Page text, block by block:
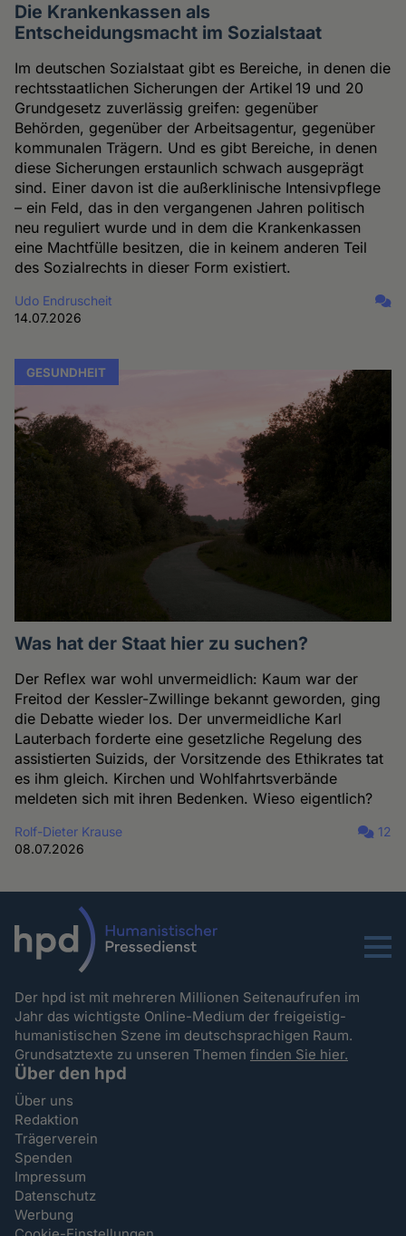
Die Krankenkassen als
Entscheidungsmacht im Sozialstaat
Im deutschen Sozialstaat gibt es Bereiche, in denen die
rechtsstaatlichen Sicherungen der Artikel 19 und 20
Grundgesetz zuverlässig greifen: gegenüber
Behörden, gegenüber der Arbeitsagentur, gegenüber
kommunalen Trägern. Und es gibt Bereiche, in denen
diese Sicherungen erstaunlich schwach ausgeprägt
sind. Einer davon ist die außerklinische Intensivpflege
– ein Feld, das in den vergangenen Jahren politisch
neu reguliert wurde und in dem die Krankenkassen
eine Machtfülle besitzen, die in keinem anderen Teil
des Sozialrechts in dieser Form existiert.
Udo Endruscheit
14.07.2026
GESUNDHEIT
Was hat der Staat hier zu suchen?
Der Reflex war wohl unvermeidlich: Kaum war der
Freitod der Kessler-Zwillinge bekannt geworden, ging
die Debatte wieder los. Der unvermeidliche Karl
Lauterbach forderte eine gesetzliche Regelung des
assistierten Suizids, der Vorsitzende des Ethikrates tat
es ihm gleich. Kirchen und Wohlfahrtsverbände
meldeten sich mit ihren Bedenken. Wieso eigentlich?
Rolf-Dieter Krause
08.07.2026
12
Menu
Der hpd ist mit mehreren Millionen Seitenaufrufen im
Jahr das wichtigste Online-Medium der freigeistig-
humanistischen Szene im deutschsprachigen Raum.
Grundsatztexte zu unseren Themenfinden Sie hier.
Über den hpd
Über uns
Redaktion
Trägerverein
Spenden
Impressum
Datenschutz
Werbung